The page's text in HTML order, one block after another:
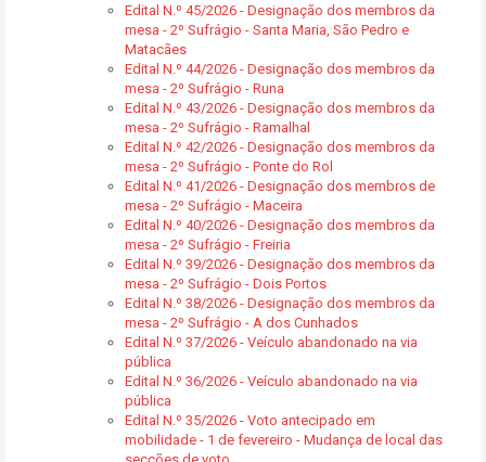
Edital N.º 45/2026 - Designação dos membros da
mesa - 2º Sufrágio - Santa Maria, São Pedro e
Matacães
Edital N.º 44/2026 - Designação dos membros da
mesa - 2º Sufrágio - Runa
Edital N.º 43/2026 - Designação dos membros da
mesa - 2º Sufrágio - Ramalhal
Edital N.º 42/2026 - Designação dos membros da
mesa - 2º Sufrágio - Ponte do Rol
Edital N.º 41/2026 - Designação dos membros de
mesa - 2º Sufrágio - Maceira
Edital N.º 40/2026 - Designação dos membros da
mesa - 2º Sufrágio - Freiria
Edital N.º 39/2026 - Designação dos membros da
mesa - 2º Sufrágio - Dois Portos
Edital N.º 38/2026 - Designação dos membros da
mesa - 2º Sufrágio - A dos Cunhados
Edital N.º 37/2026 - Veículo abandonado na via
pública
Edital N.º 36/2026 - Veículo abandonado na via
pública
Edital N.º 35/2026 - Voto antecipado em
mobilidade - 1 de fevereiro - Mudança de local das